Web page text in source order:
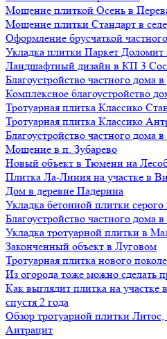
Мощение плиткой Осень в
Мощение плитки Стандарт в
Оформление брусчаткой
Укладка плитки Паркет
Ландшафтный дизайн в КП 3
Благоустройство частного дома
Комплексное благоустройство
Тротуарная плитка Классико
Тротуарная плитка Классико
Благоустройство частного дома
Мощение в п. Зубарево
Новый объект в Тюмени на
Плитка Ла-Линия на участке в
Дом в деревне Падерина
Укладка бетонной плитки
Благоустройство частного дома
Укладка тротуарной плитки в
Законченный объект в Луговом
Тротуарная плитка нового
Из огорода тоже можно сделать
Как выглядит плитка на
спустя 2 года
Обзор тротуарной плитки
Антрацит